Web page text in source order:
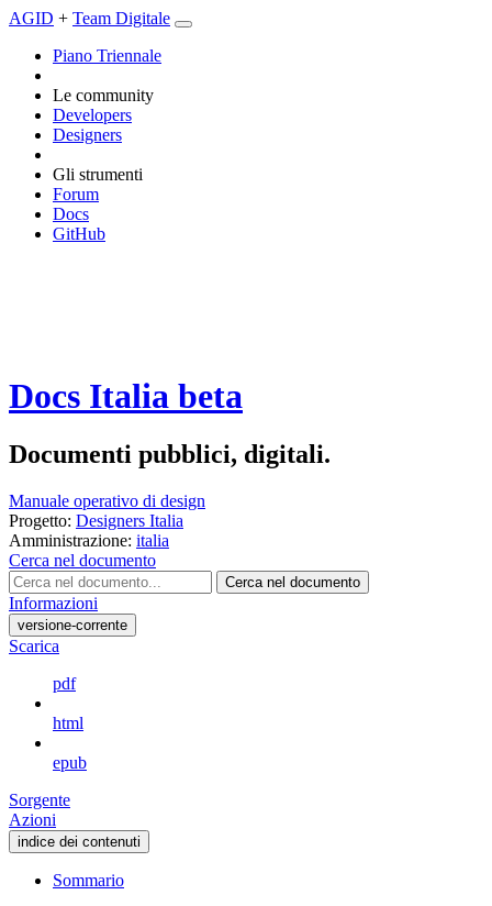
AGID + Team Digitale
Piano Triennale
Le community
Developers
Designers
Gli strumenti
Forum
Docs
GitHub
Docs Italia beta
Documenti pubblici, digitali.
Manuale operativo di design
Progetto: Designers Italia
Amministrazione: italia
Cerca nel documento
Cerca nel documento
Informazioni
versione-corrente
Scarica
pdf
html
epub
Sorgente
Azioni
indice dei contenuti
Sommario